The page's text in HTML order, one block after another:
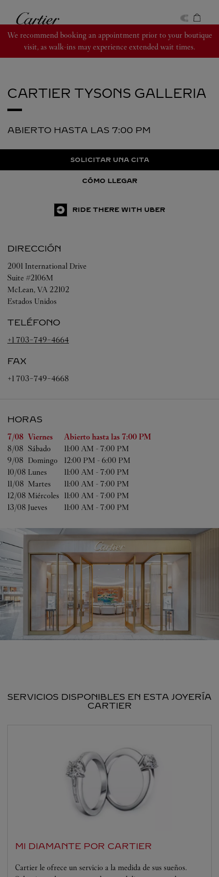
Cartier
We recommend booking an appointment prior to your boutique
visit, as walk-ins may experience extended wait times.
CARTIER TYSONS GALLERIA
ABIERTO HASTA LAS 7:00 PM
SOLICITAR UNA CITA
CÓMO LLEGAR
RIDE THERE WITH UBER
DIRECCIÓN
2001 International Drive
Suite #2106M
McLean, VA 22102
Estados Unidos
TELÉFONO
+1 703-749-4664
FAX
+1 703-749-4668
HORAS
Día de la semana Horas
7/08 Viernes Abierto hasta las 7:00 PM
8/08 Sábado 11:00 AM - 7:00 PM
9/08 Domingo 12:00 PM - 6:00 PM
10/08 Lunes 11:00 AM - 7:00 PM
11/08 Martes 11:00 AM - 7:00 PM
12/08 Miércoles 11:00 AM - 7:00 PM
13/08 Jueves 11:00 AM - 7:00 PM
SERVICIOS DISPONIBLES EN ESTA JOYERÍA
CARTIER
MI DIAMANTE POR CARTIER
Cartier le ofrece un servicio a la medida de sus sueños.